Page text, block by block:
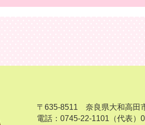
〒635-8511 奈良県大和高田
電話：0745-22-1101（代表）